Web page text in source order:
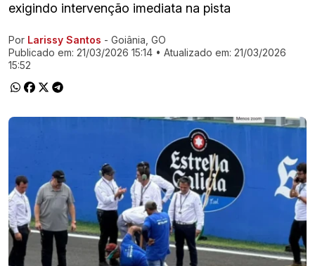
exigindo intervenção imediata na pista
Ir direto pra matéria
Por Larissy Santos - Goiânia, GO
Publicado em: 21/03/2026 15:14 • Atualizado em: 21/03/2026
15:52